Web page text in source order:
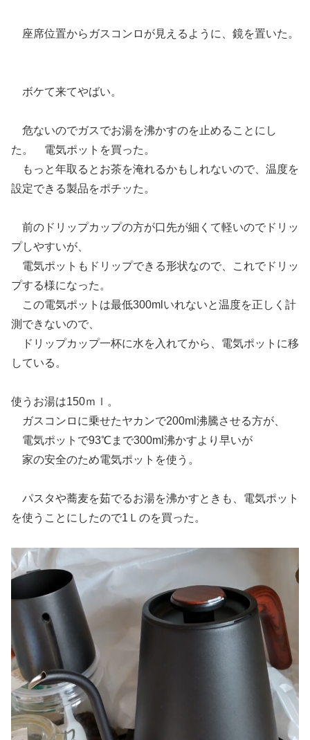
座席位置からガスコンロが見えるように、鏡を置いた。
ボケて来てやばい。
危ないのでガスでお湯を沸かすのを止めることにし
た。 電気ポットを買った。
もっと年取るとお茶を淹れるかもしれないので、温度を
設定できる製品をポチッた。
前のドリップカップの方が口先が細くて軽いのでドリッ
プしやすいが、
電気ポットもドリップできる形状なので、これでドリッ
プする様になった。
この電気ポットは最低300mlいれないと温度を正しく計
測できないので、
ドリップカップ一杯に水を入れてから、電気ポットに移
している。
使うお湯は150ｍｌ。
ガスコンロに乗せたヤカンで200ml沸騰させる方が、
電気ポットで93℃まで300ml沸かすより早いが
家の安全のため電気ポットを使う。
パスタや蕎麦を茹でるお湯を沸かすときも、電気ポット
を使うことにしたので1Ｌのを買った。